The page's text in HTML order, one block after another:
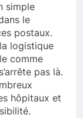
simple
le
postaux.
logistique
comme
pas là.
hôpitaux et